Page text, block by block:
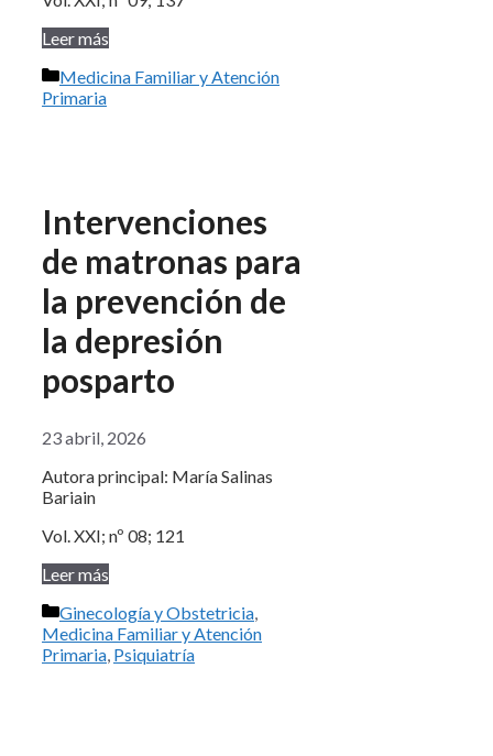
Leer más
Categorías
Medicina Familiar y Atención
Primaria
Intervenciones
de matronas para
la prevención de
la depresión
posparto
23 abril, 2026
Autora principal: María Salinas
Bariain
Vol. XXI; nº 08; 121
Leer más
Categorías
Ginecología y Obstetricia
Medicina Familiar y Atención
Primaria Psiquiatría